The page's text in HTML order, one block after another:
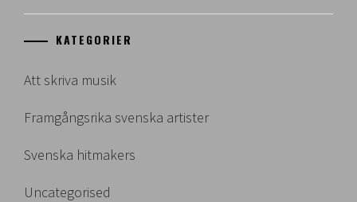
KATEGORIER
Att skriva musik
Framgångsrika svenska artister
Svenska hitmakers
Uncategorised